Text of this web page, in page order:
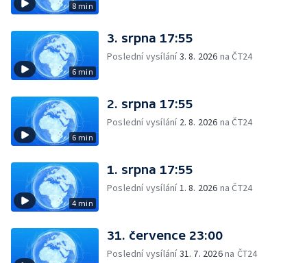
8 min
6 min
3. srpna 17:55
Poslední vysílání3. 8. 2026 na ČT24
6 min
2. srpna 17:55
Poslední vysílání 2. 8. 2026 na ČT24
4 min
1. srpna 17:55
Poslední vysílání1. 8. 2026 na ČT24
31. července 23:00
Poslední vysílání31. 7. 2026na ČT24